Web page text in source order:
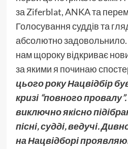
за Ziferblat, ANKA та
Голосування суддів та
абсолютно
нам щороку відкриває
за якими я починаю
цього року Нацвідбір
кризі “повного
виключно якісно
пісні, судді, ведучі.
на Нацвідборі